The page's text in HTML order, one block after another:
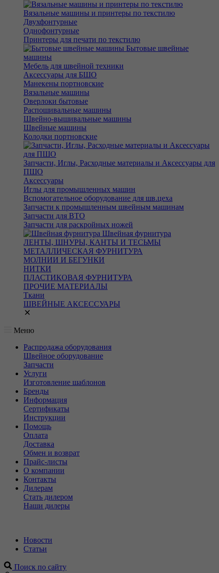
Вязальные машины и принтеры по текстилю
Двухфонтурные
Однофонтурные
Принтеры для печати по текстилю
Бытовые швейные
машины
Мебель для швейной техники
Аксессуары для БШО
Манекены портновские
Вязальные машины
Оверлоки бытовые
Распошивальные машины
Швейно-вышивальные машины
Швейные машины
Колодки портновские
Запчасти, Иглы, Расходные материалы и Аксессуары для
ПШО
Аксессуары
Иглы для промышленных машин
Вспомогательное оборудование для шв.цеха
Запчасти к промышленным швейным машинам
Запчасти для ВТО
Запчасти для раскройных ножей
Швейная фурнитура
ЛЕНТЫ, ШНУРЫ, КАНТЫ И ТЕСЬМЫ
МЕТАЛЛИЧЕСКАЯ ФУРНИТУРА
МОЛНИИ И БЕГУНКИ
НИТКИ
ПЛАСТИКОВАЯ ФУРНИТУРА
ПРОЧИЕ МАТЕРИАЛЫ
Ткани
ШВЕЙНЫЕ АКСЕССУАРЫ
Меню
Распродажа оборудования
Швейное оборудование
Запчасти
Услуги
Изготовление шаблонов
Бренды
Информация
Сертификаты
Инструкции
Помощь
Оплата
Доставка
Обмен и возврат
Прайс-листы
О компании
Контакты
Дилерам
Стать дилером
Наши дилеры
Новости
Статьи
Поиск по сайту